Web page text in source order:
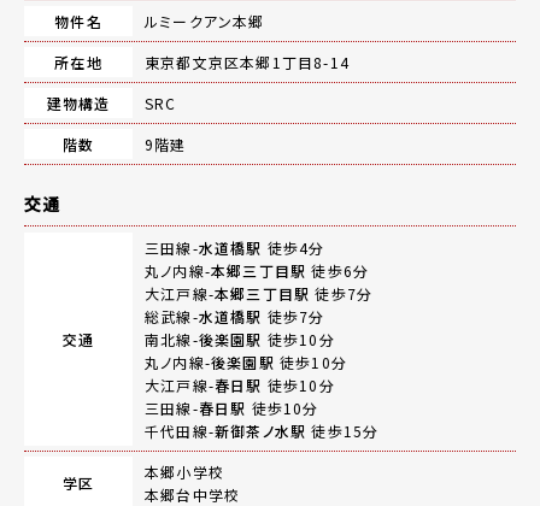
物件名
ルミークアン本郷
所在地
東京都文京区本郷1丁目8-14
建物構造
SRC
階数
9階建
交通
交通
三田線-水道橋駅 徒歩4分
丸ノ内線-本郷三丁目駅 徒歩6分
大江戸線-本郷三丁目駅 徒歩7分
総武線-水道橋駅 徒歩7分
南北線-後楽園駅 徒歩10分
丸ノ内線-後楽園駅 徒歩10分
大江戸線-春日駅 徒歩10分
三田線-春日駅 徒歩10分
千代田線-新御茶ノ水駅 徒歩15分
学区
本郷小学校
本郷台中学校